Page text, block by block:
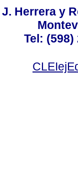
J. Herrera y
Tel: (598)